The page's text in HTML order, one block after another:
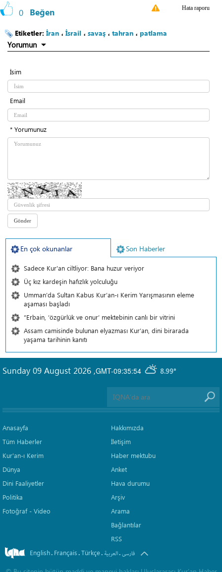
0 Beğen Hata raporu
Etiketler: İran ، İsrail ، savaş ، tahran ، patlama
Yorumun
İsim
Email
* Yorumunuz
En çok okunanlar Son Haberler
Sadece Kur'an ciltliyor: Bana huzur veriyor
Üç kız kardeşin hafızlık yolculuğu
Umman’da Sultan Kabus Kur’an-ı Kerim Yarışmasının eleme
aşaması başladı
“Erbain, ‘özgürlük ve onur’ mektebinin canlı bir vitrini
Assam camisinde bulunan elyazması Kur’an, dini birarada
yaşama tarihinin kanıtı
GMT-09:35:54 8.99°
Sunday 09 August 2026 ,
Anasayfa
Tüm Haberler
Kur'an-ı Kerim
Dünya
Dini Faaliyetler
Politika
Fotoğraf - Video
Hakkımızda
İletişim
Haber mektubu
Anket
Hava durumu
Arşiv
Arama
Bağlantılar
RSS
English. Français.Türkçe. العربیة.فارسی